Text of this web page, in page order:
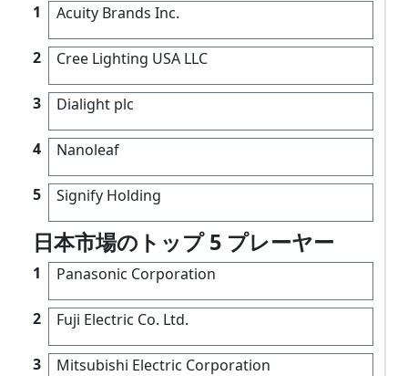
1 Acuity Brands Inc.
2 Cree Lighting USA LLC
3 Dialight plc
4 Nanoleaf
5 Signify Holding
日本市場のトップ 5 プレーヤー
1 Panasonic Corporation
2 Fuji Electric Co. Ltd.
3 Mitsubishi Electric Corporation